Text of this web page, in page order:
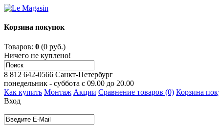
Корзина покупок
Товаров: 0 (0 руб.)
Ничего не куплено!
8 812 642-0566 Санкт-Петербург
понедельник - суббота с 09.00 до 20.00
Как купить Монтаж Акции Сравнение товаров (0) Корзина
Вход